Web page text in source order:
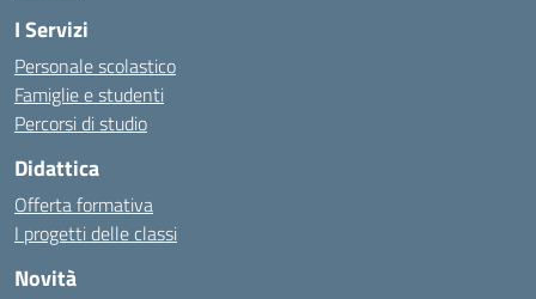
I Servizi
Personale scolastico
Famiglie e studenti
Percorsi di studio
Didattica
Offerta formativa
I progetti delle classi
Novità